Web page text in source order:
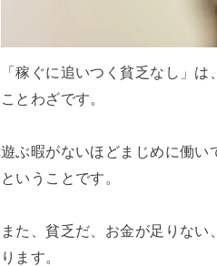
「稼ぐに追いつく貧乏なし」は
ことわざです。
遊ぶ暇がないほどまじめに働い
ということです。
また、貧乏だ、お金が足りな
ります。